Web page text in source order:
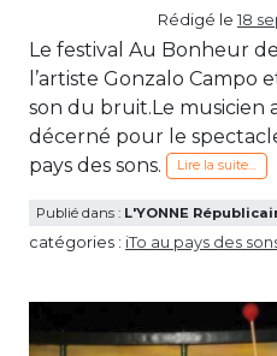
Rédigé le 18
Le festival Au Bonheur
l’artiste Gonzalo Campo
son du bruit.Le musicien
décerné pour le
pays des sons.
Lire la suite…
Publié dans : L'YONNE
catégories : iTo au pays des